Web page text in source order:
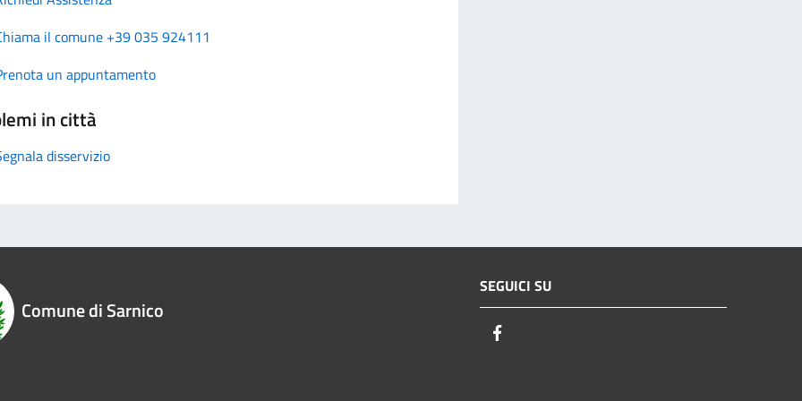
il comune +39 035 924111
un appuntamento
in città
disservizio
Comune di Sarnico
SEGUICI SU